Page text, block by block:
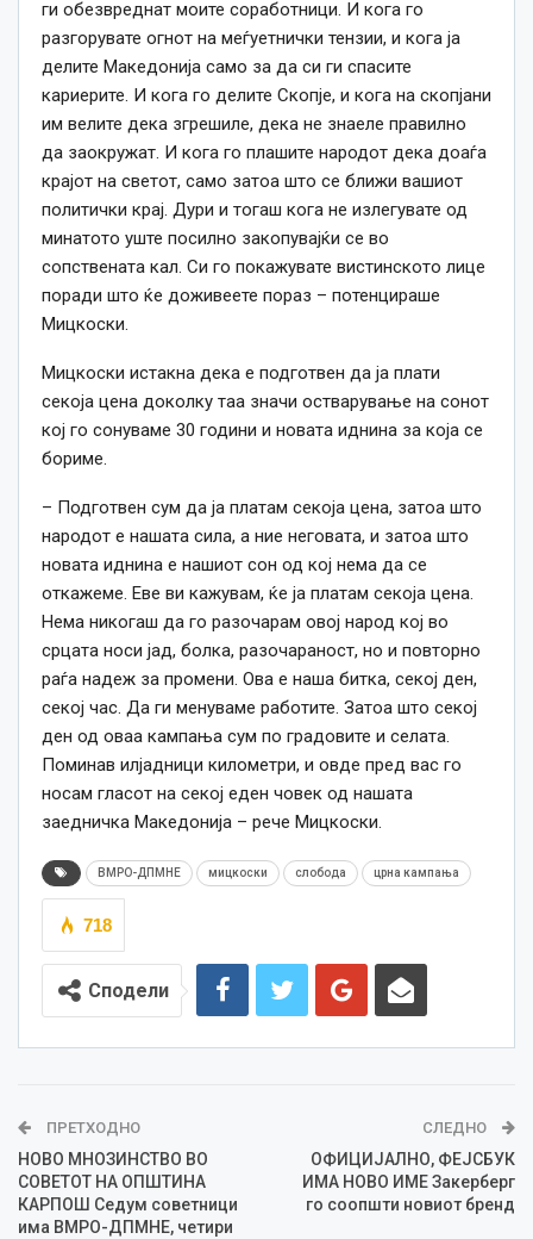
ги обезвреднат моите соработници. И кога го
разгорувате огнот на меѓуетнички тензии, и кога ја
делите Македонија само за да си ги спасите
кариерите. И кога го делите Скопје, и кога на скопјани
им велите дека згрешиле, дека не знаеле правилно
да заокружат. И кога го плашите народот дека доаѓа
крајот на светот, само затоа што се ближи вашиот
политички крај. Дури и тогаш кога не излегувате од
минатото уште посилно закопувајќи се во
сопствената кал. Си го покажувате вистинското лице
поради што ќе доживеете пораз – потенцираше
Мицкоски.
Мицкоски истакна дека е подготвен да ја плати
секоја цена доколку таа значи остварување на сонот
кој го сонуваме 30 години и новата иднина за која се
бориме.
– Подготвен сум да ја платам секоја цена, затоа што
народот е нашата сила, а ние неговата, и затоа што
новата иднина е нашиот сон од кој нема да се
откажеме. Еве ви кажувам, ќе ја платам секоја цена.
Нема никогаш да го разочарам овој народ кој во
срцата носи јад, болка, разочараност, но и повторно
раѓа надеж за промени. Ова е наша битка, секој ден,
секој час. Да ги менуваме работите. Затоа што секој
ден од оваа кампања сум по градовите и селата.
Поминав илјадници километри, и овде пред вас го
носам гласот на секој еден човек од нашата
заедничка Македонија – рече Мицкоски.
ВМРО-ДПМНЕ мицкоски слобода црна кампања
718
Сподели
ПРЕТХОДНО
НОВО МНОЗИНСТВО ВО
СОВЕТОТ НА ОПШТИНА
КАРПОШ Седум советници
има ВМРО-ДПМНЕ, четири
СЛЕДНО
ОФИЦИЈАЛНО, ФЕЈСБУК
ИМА НОВО ИМЕ Закерберг
го соопшти новиот бренд